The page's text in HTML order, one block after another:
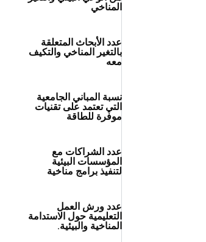
المناخي
عدد الأبحاث المتعلقة
بالتغير المناخي والتكيف
معه
نسبة المباني الجامعية
التي تعتمد على تقنيات
موفرة للطاقة
عدد الشراكات مع
المؤسسات البيئية
لتنفيذ برامج مناخية
عدد ورش العمل
التعليمية حول الاستدامة
المناخية والبيئية.